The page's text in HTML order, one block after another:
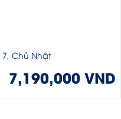
7, Chủ Nhật
7,190,000 VND